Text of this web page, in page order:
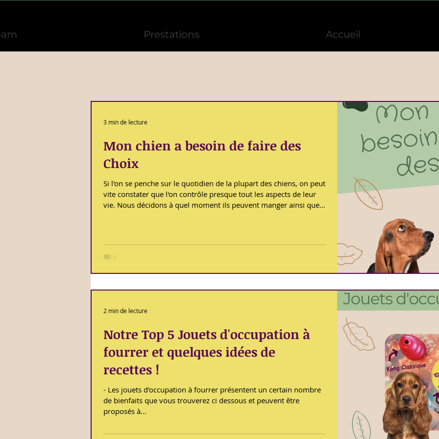
Prestations Accueil
Mon chien a besoin de faire des
Choix
Si l'on se penche sur le quotidien de la plupart des chiens, on peut
vite constater que l'on contrôle presque tout les aspects de leur
vie. Nous décidons à quel moment ils peuvent manger ainsi que
besoins, explorer, à quel(s) endroit(s) ils ont le droit de dormir,
bref nous intervenons dans quasiment
3 min de lecture
Notre Top 5 Jouets d'occupation à
fourrer et quelques idées de
recettes !
- Les jouets d'occupation à fourrer présentent un certain nombre
de bienfaits que vous trouverez ci dessous et peuvent être
proposés à...
2 min de lecture